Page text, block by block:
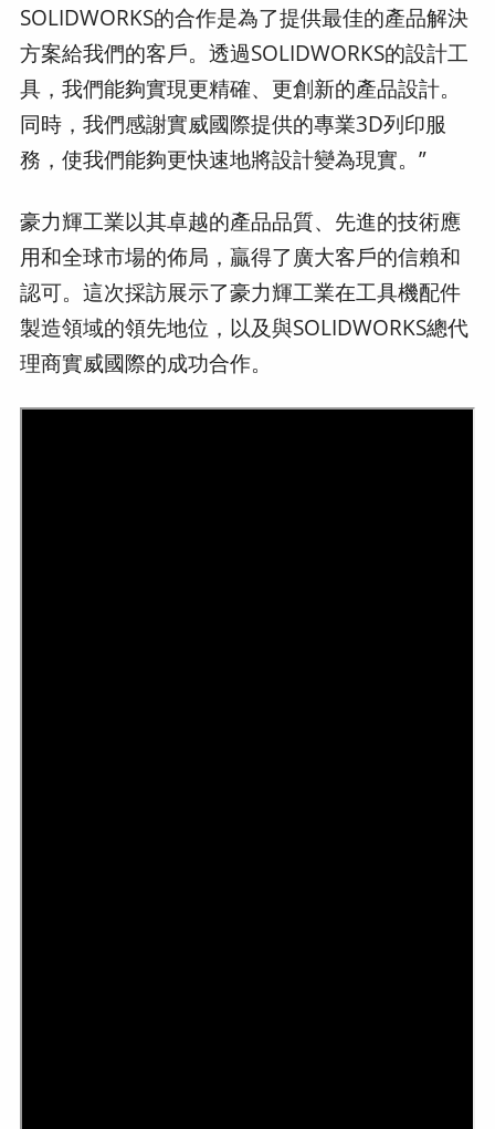
SOLIDWORKS的合作是為了提供最佳的產品解決
方案給我們的客戶。透過SOLIDWORKS的設計工
具，我們能夠實現更精確、更創新的產品設計。
同時，我們感謝實威國際提供的專業3D列印服
務，使我們能夠更快速地將設計變為現實。”
豪力輝工業以其卓越的產品品質、先進的技術應
用和全球市場的佈局，贏得了廣大客戶的信賴和
認可。這次採訪展示了豪力輝工業在工具機配件
製造領域的領先地位，以及與SOLIDWORKS總代
理商實威國際的成功合作。